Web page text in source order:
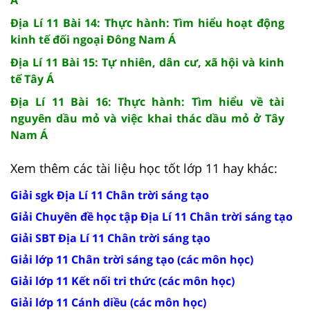
Địa Lí 11 Bài 14: Thực hành: Tìm hiểu hoạt động
kinh tế đối ngoại Đông Nam Á
Địa Lí 11 Bài 15: Tự nhiên, dân cư, xã hội và kinh
tế Tây Á
Địa Lí 11 Bài 16: Thực hành: Tìm hiểu về tài
nguyên dầu mỏ và việc khai thác dầu mỏ ở Tây
Nam Á
Xem thêm các tài liệu học tốt lớp 11 hay khác:
Giải sgk Địa Lí 11 Chân trời sáng tạo
Giải Chuyên đề học tập Địa Lí 11 Chân trời sáng tạo
Giải SBT Địa Lí 11 Chân trời sáng tạo
Giải lớp 11 Chân trời sáng tạo (các môn học)
Giải lớp 11 Kết nối tri thức (các môn học)
Giải lớp 11 Cánh diều (các môn học)